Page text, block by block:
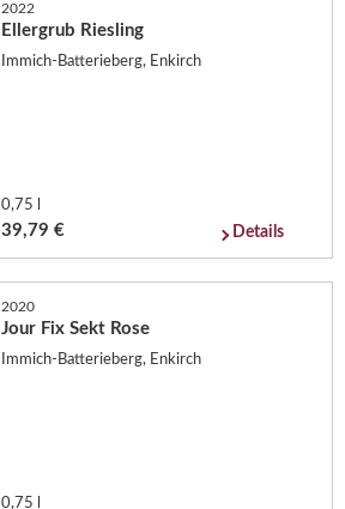
2022
Ellergrub Riesling
Immich-Batterieberg, Enkirch
0,75 l
39,79 € Details
2020
Jour Fix Sekt Rose
Immich-Batterieberg, Enkirch
0,75 l